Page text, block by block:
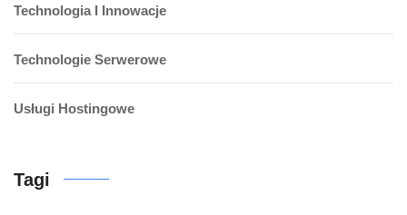
Technologia I Innowacje
Technologie Serwerowe
Usługi Hostingowe
Tagi